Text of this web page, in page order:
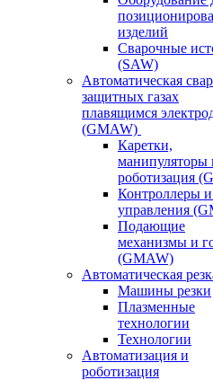
изделий
Сварочные
(SAW)
Автоматическая
защитных газах
плавящимся
(GMAW)
Каретки,
манипуляторы
роботизация
Контроллеры
управления
Подающие
механизмы и
(GMAW)
Автоматическая
Машины резки
Плазменные
технологии
Технологии
Автоматизация и
роботизация